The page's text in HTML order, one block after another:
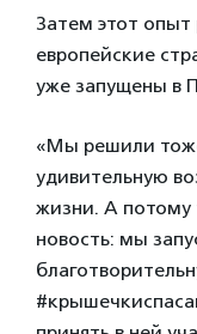
Затем этот опыт
европейские
уже запущены в
«Мы решили
удивительную
жизни. А потому
новость: мы